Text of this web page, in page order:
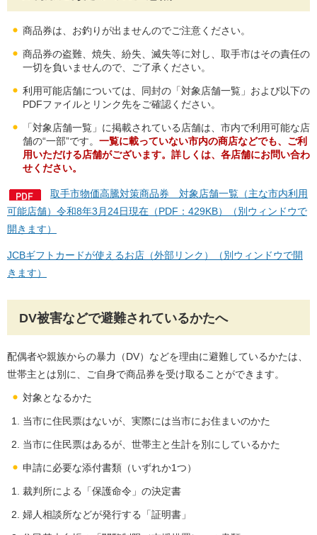
商品券は、お釣りが出ませんのでご注意ください。
商品券の盗難、焼失、紛失、滅失等に対し、取手市はその責任の
一切を負いませんので、ご了承ください。
利用可能店舗については、同封の「対象店舗一覧」および以下の
PDFファイルとリンク先をご確認ください。
「対象店舗一覧」に掲載されている店舗は、市内で利用可能な店
舗の“一部”です。 一覧に載っていない市内の商店などでも、ご利
用いただける店舗がございます。詳しくは、各店舗にお問い合わ
せください。
取手市物価高騰対策商品券 対象店舗一覧（主な市内利用
可能店舗）令和8年3月24日現在（PDF：429KB）（別ウィンドウで
開きます）
JCBギフトカードが使えるお店（外部リンク）（別ウィンドウで開
きます）
DV被害などで避難されているかたへ
配偶者や親族からの暴力（DV）などを理由に避難しているかたは、
世帯主とは別に、ご自身で商品券を受け取ることができます。
対象となるかた
当市に住民票はないが、実際には当市にお住まいのかた
当市に住民票はあるが、世帯主と生計を別にしているかた
申請に必要な添付書類（いずれか1つ）
裁判所による「保護命令」の決定書
婦人相談所などが発行する「証明書」